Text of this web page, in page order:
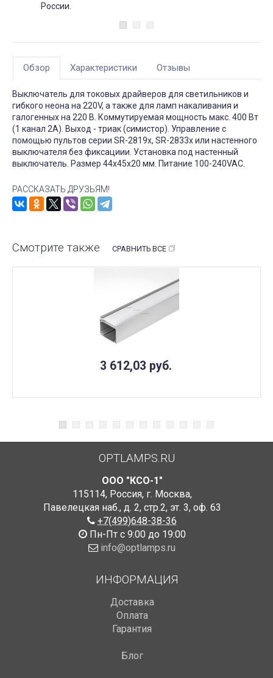
России.
Обзор Характеристики Отзывы
Выключатель для токовых драйверов для светильников и
гибкого неона на 220V, а также для ламп накаливания и
галогенных на 220 В. Коммутируемая мощность макс. 400 Вт
(1 канал 2А). Выход - триак (симистор). Управление с
помощью пультов серии SR-2819x, SR-2833x или настенного
выключателя без фиксациии. Установка под настенный
выключатель. Размер 44x45x20 мм. Питание 100-240VAC.
РАССКАЗАТЬ ДРУЗЬЯМ!
Смотрите также СРАВНИТЬ ВСЕ
3 612,03 руб.
OPTLAMPS.RU
ООО "КСО-1"
115114, Россия, г. Москва,
Павелецкая наб., д. 2, стр.2, эт. 3, оф. 63
+7(499)648-38-36
Пн-Пт с 9:00 до 19:00
info@optlamps.ru
ИНФОРМАЦИЯ
Доставка
Оплата
Гарантия
Блог